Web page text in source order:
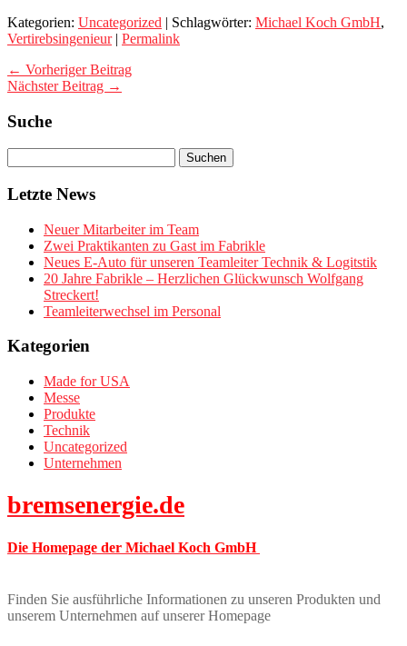
Kategorien: Uncategorized | Schlagwörter: Michael Koch GmbH,
Vertirebsingenieur| Permalink
← Vorheriger Beitrag
Nächster Beitrag →
Suche
Letzte News
Neuer Mitarbeiter im Team
Zwei Praktikanten zu Gast im Fabrikle
Neues E-Auto für unseren Teamleiter Technik & Logitstik
20 Jahre Fabrikle – Herzlichen Glückwunsch Wolfgang
Streckert!
Teamleiterwechsel im Personal
Kategorien
Made for USA
Messe
Produkte
Technik
Uncategorized
Unternehmen
bremsenergie.de
Die Homepage der Michael Koch GmbH
Finden Sie ausführliche Informationen zu unseren Produkten und
unserem Unternehmen auf unserer Homepage